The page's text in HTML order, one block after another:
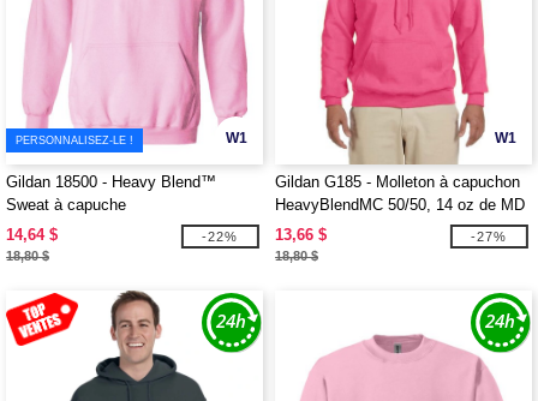
W1
PERSONNALISEZ-LE !
Gildan 18500 - Heavy Blend™
Sweat à capuche
14,64 $
18,80 $
-22%
W1
Gildan G185 - Molleton à capuchon
HeavyBlendMC 50/50, 14 oz de MD
(18500)
13,66 $
18,80 $
-27%